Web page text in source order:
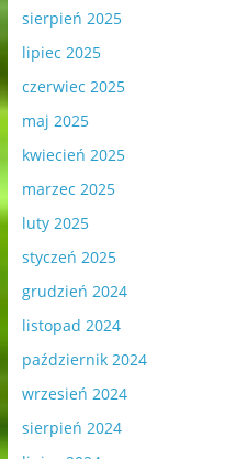
sierpień 2025
lipiec 2025
czerwiec 2025
maj 2025
kwiecień 2025
marzec 2025
luty 2025
styczeń 2025
grudzień 2024
listopad 2024
październik 2024
wrzesień 2024
sierpień 2024